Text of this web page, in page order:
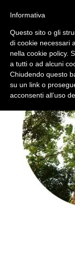
sh-
Informativa
Questo sito o gli
di cookie necessari
nella cookie policy.
a tutti o ad alcuni
Chiudendo questo
su un link o
acconsenti all’uso